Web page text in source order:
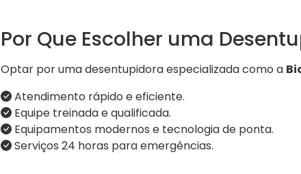
Por Que Escolher uma
Optar por uma desentupidora especializada como a
Atendimento rápido e eficiente.
Equipe treinada e qualificada.
Equipamentos modernos e tecnologia de ponta.
Serviços 24 horas para emergências.